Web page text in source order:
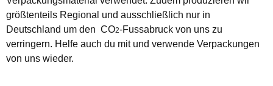
größtenteils Regional und ausschließlich nur in
Deutschland um den CO2-Fussabruck von uns zu
verringern. Helfe auch du mit und verwende Verpackungen
von uns wieder.